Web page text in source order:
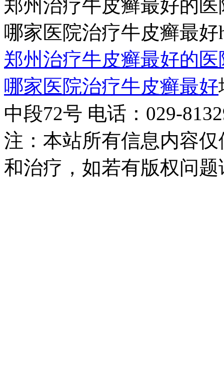
郑州治疗牛皮癣最好的
哪家医院治疗牛皮癣最好
郑州治疗牛皮癣最好的
哪家医院治疗牛皮癣最好
中段72号 电话：029-
注：本站所有信息内容
和治疗，如若有版权问